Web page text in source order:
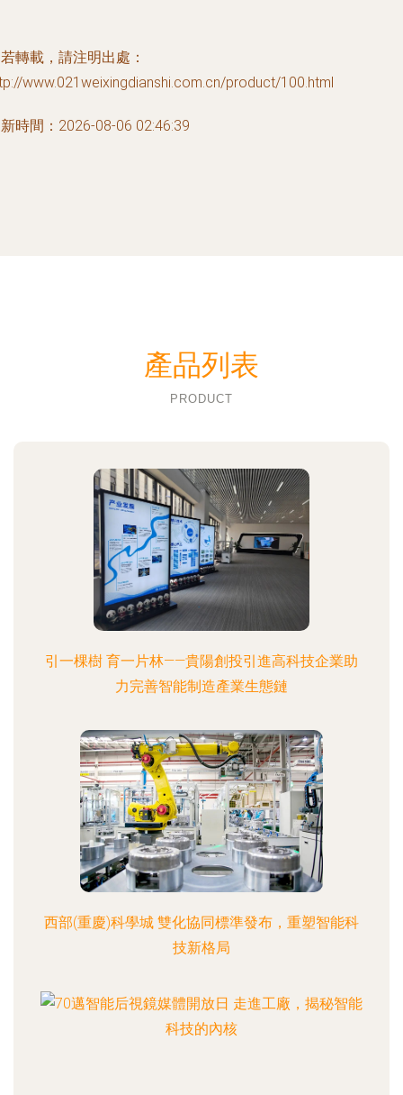
轉載，請注明出處：
www.021weixingdianshi.com.cn/product/100.html
時間：2026-08-06 02:46:39
產品列表
PRODUCT
引一棵樹 育一片林——貴陽創投引進高科技企業助
力完善智能制造產業生態鏈
西部(重慶)科學城 雙化協同標準發布，重塑智能科
技新格局